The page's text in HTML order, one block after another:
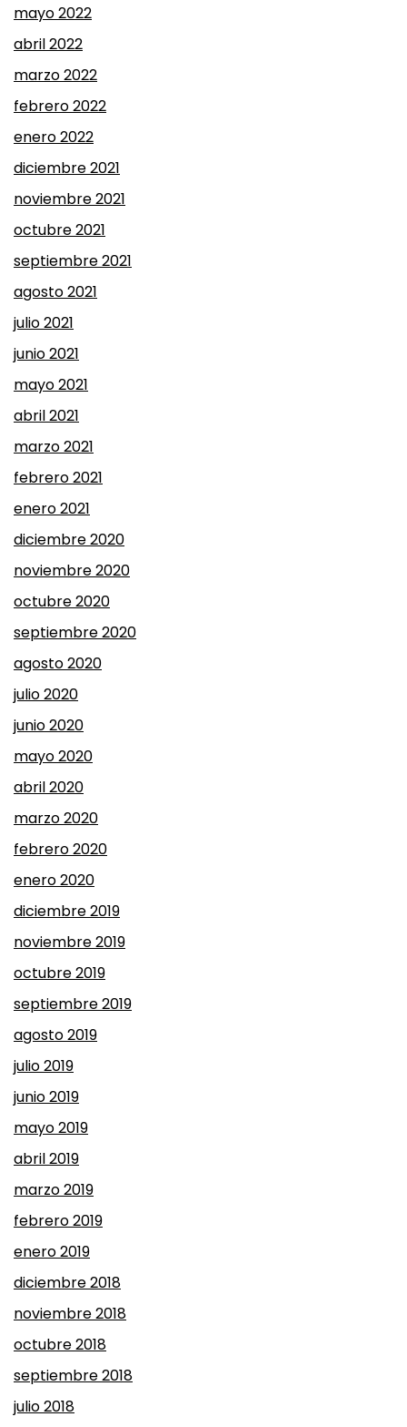
mayo 2022
abril 2022
marzo 2022
febrero 2022
enero 2022
diciembre 2021
noviembre 2021
octubre 2021
septiembre 2021
agosto 2021
julio 2021
junio 2021
mayo 2021
abril 2021
marzo 2021
febrero 2021
enero 2021
diciembre 2020
noviembre 2020
octubre 2020
septiembre 2020
agosto 2020
julio 2020
junio 2020
mayo 2020
abril 2020
marzo 2020
febrero 2020
enero 2020
diciembre 2019
noviembre 2019
octubre 2019
septiembre 2019
agosto 2019
julio 2019
junio 2019
mayo 2019
abril 2019
marzo 2019
febrero 2019
enero 2019
diciembre 2018
noviembre 2018
octubre 2018
septiembre 2018
julio 2018